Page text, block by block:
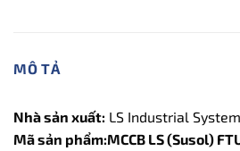
MÔ TẢ
Nhà sản xuất: LS Industrial
Mã sản phẩm:MCCB LS (Susol)